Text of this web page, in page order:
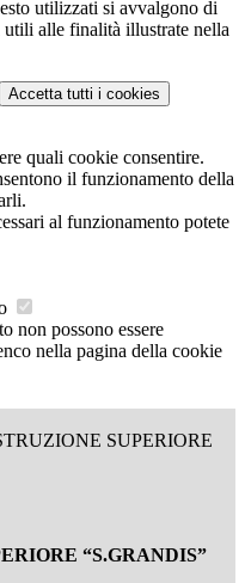
utilizzati si avvalgono di
utili alle finalità illustrate nella
Accetta tutti i cookies
quali cookie consentire.
il funzionamento della
al funzionamento potete
non possono essere
nella pagina della cookie
SUPERIORE
“S.GRANDIS”